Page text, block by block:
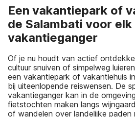
Een vakantiepark of
de Salambati voor
vakantieganger
Of je nu houdt van actief
cultuur snuiven of simpelweg
een vakantiepark of vakantiehuis
bij uiteenlopende reiswensen. De
vakantieganger kan in de
fietstochten maken langs
of wandelen over landelijke paden